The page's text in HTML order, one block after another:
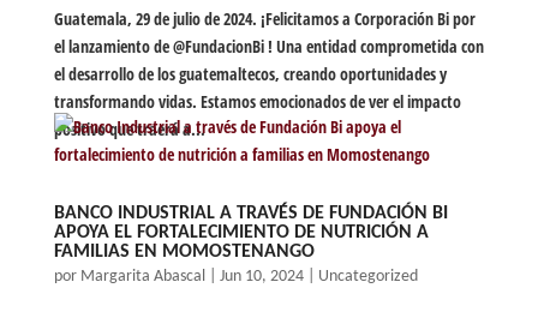
Guatemala, 29 de julio de 2024. ¡Felicitamos a Corporación Bi por
el lanzamiento de @FundacionBi ! Una entidad comprometida con
el desarrollo de los guatemaltecos, creando oportunidades y
transformando vidas. Estamos emocionados de ver el impacto
positivo que traerá a...
BANCO INDUSTRIAL A TRAVÉS DE FUNDACIÓN BI
APOYA EL FORTALECIMIENTO DE NUTRICIÓN A
FAMILIAS EN MOMOSTENANGO
por Margarita Abascal| Jun 10, 2024| Uncategorized